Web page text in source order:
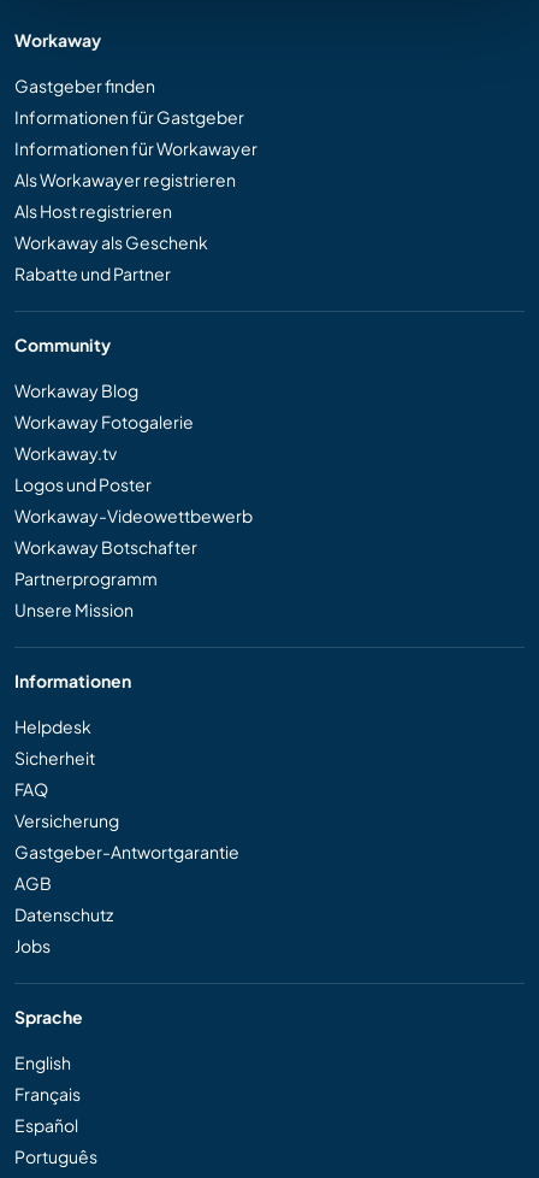
Workaway
Gastgeber finden
Informationen für Gastgeber
Informationen für Workawayer
Als Workawayer registrieren
Als Host registrieren
Workaway als Geschenk
Rabatte und Partner
Community
Workaway Blog
Workaway Fotogalerie
Workaway.tv
Logos und Poster
Workaway-Videowettbewerb
Workaway Botschafter
Partnerprogramm
Unsere Mission
Informationen
Helpdesk
Sicherheit
FAQ
Versicherung
Gastgeber-Antwortgarantie
AGB
Datenschutz
Jobs
Sprache
English
Français
Español
Português